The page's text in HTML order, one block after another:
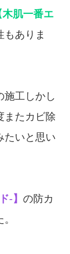
木肌一番エ
ありま
施工しかし
またカビ除
たいと思い
-】 の防カ